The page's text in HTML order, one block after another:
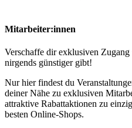
Mitarbeiter:innen
Verschaffe dir exklusiven Zugang
nirgends günstiger gibt!
Nur hier findest du
deiner Nähe zu exklusiven
attraktive Rabattaktionen zu
besten Online-Shops.